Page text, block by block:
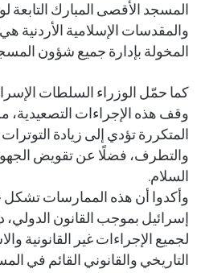
المسجد الأقصى المبارك التابعة
والمقدسات الإسلامية الأردنية هي
المخولة بإدارة جميع شؤون
كما حمّل الوزراء السلطات
وقف هذه الإجراءات التصعيدية،
المتكررة تؤدي إلى زيادة
والتطرف، فضلًا عن تقويض الجهود
السلام.
وأكدوا أن هذه الممارسات تشكل
إسرائيل بموجب القانون
لجميع الإجراءات غير القانونية
التاريخي والقانوني القائم في